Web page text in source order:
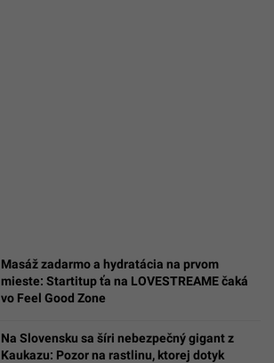
Masáž zadarmo a hydratácia na prvom
mieste: Startitup ťa na LOVESTREAME čaká
vo Feel Good Zone
Na Slovensku sa šíri nebezpečný gigant z
Kaukazu: Pozor na rastlinu, ktorej dotyk